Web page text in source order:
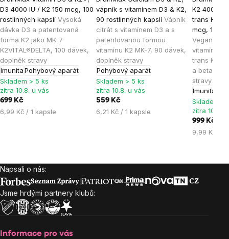
D3 4000 IU / K2 150 mcg, 100
rostlinných kapslí Vysoká
dávka D3 a patentovaná
forma K2 jako MK-7
K2VITAL®DELTA, 100 dávek,
doplněk stravy
ImunitaPohybový aparát
hodnocení
produktu
je
5,0
z
5
hvězdiček.
Skladem > 5 ks
zítra 10.8. u vás
699 Kč
Měrná
6,99 Kč / 1 kapsle
vápník s vitamínem D3 & K2,
90 rostlinných kapslí Vápník
citrát s vitamínem D3 a s
patentovanou formou
vitamínu K2 MK-7, 90 dávek,
doplněk stravy
Pohybový aparát
hodnocení
produktu
je
4,8
z
5
hvězdiček.
Skladem > 5 ks
zítra 10.8. u vás
559 Kč
Měrná
6,21 Kč / 1 kapsle
K2 4000
trans
mcg, 100
Veganský
vitamínem
trans
a beta-
stravy
Imunita
produktu
je
5,0
z
5
Skladem >
zítra 10.8.
999 Kč
Měrná
9,99 Kč / 1
Zápatí
Napsali o nás:
Jsme hrdými partnery klubů:
Informace pro vás